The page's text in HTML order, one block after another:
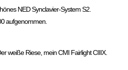
NED Synclavier-System S2.
aufgenommen.
weiße Riese, mein CMI Fairlight CIIIX.